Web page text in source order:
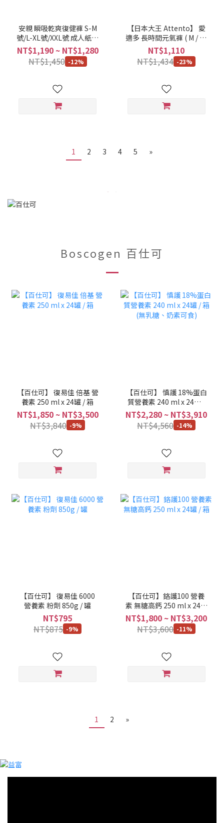
安親 瞬吸乾爽復健褲 S-M
號/L-XL號/XXL號 成人紙尿
褲 (箱購6包)
NT$1,190 ~ NT$1,280
NT$1,450 -12%
【日本大王 Attento】 愛
適多 長時間元氣褲 ( M / L )
6包 / 箱
NT$1,110
NT$1,434 -23%
1 2 3 4 5 »
Boscogen 百仕可
【百仕可】 復易佳 倍基 營
養素 250 ml x 24罐 / 箱
NT$1,850 ~ NT$3,500
NT$3,840 -9%
【百仕可】 慎護 18%蛋白
質營養素 240 ml x 24罐 /
箱 (無乳糖、奶素可食)
NT$2,280 ~ NT$3,910
NT$4,560 -14%
【百仕可】 復易佳 6000
營養素 粉劑 850g / 罐
NT$795
NT$875 -9%
【百仕可】鉻護100 營養
素 無糖高鈣 250 ml x 24罐
/ 箱
NT$1,800 ~ NT$3,200
NT$3,600 -11%
1 2 »